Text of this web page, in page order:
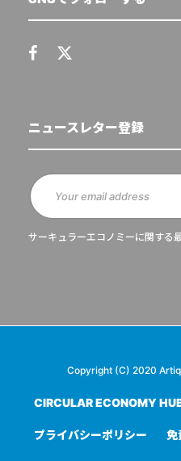
ニュースレター登録
サーキュラーエコノミーに関する
Copyright (C) 2020
CIRCULAR ECONOMY
プライバシーポリシー 免